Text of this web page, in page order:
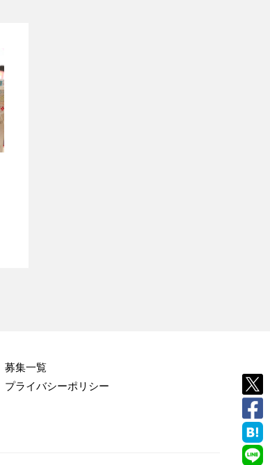
募集一覧
プライバシーポリシー